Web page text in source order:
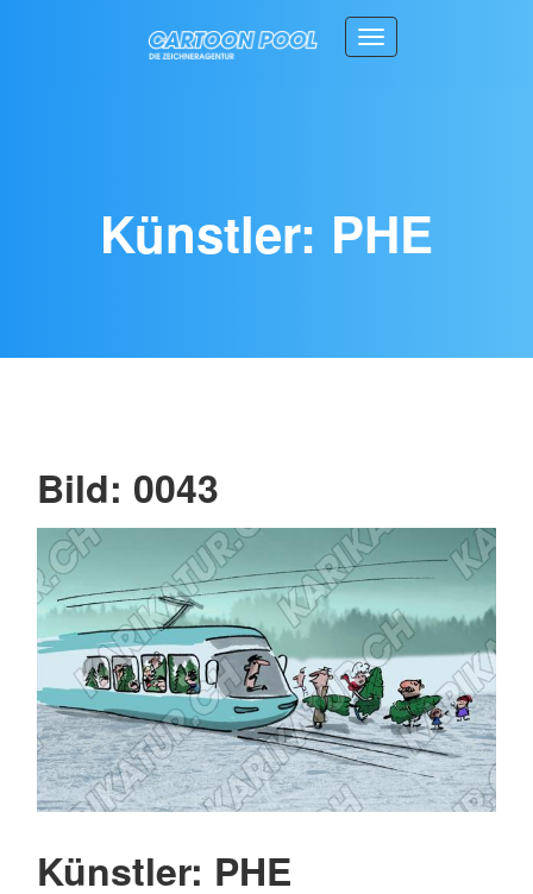
Toggle navigation
Künstler: PHE
Bild: 0043
Künstler: PHE